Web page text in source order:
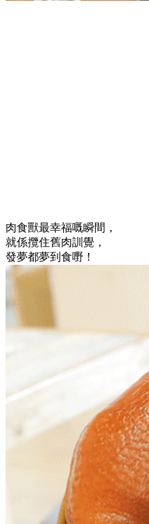
肉食獸最幸福嘅瞬間，
就係攬住舊肉訓覺，
發夢都夢到食嘢！